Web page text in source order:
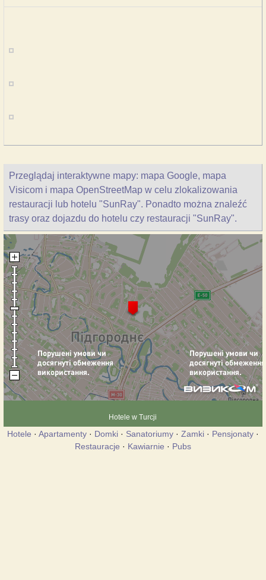
Przeglądaj interaktywne mapy: mapa Google, mapa
Visicom i mapa OpenStreetMap w celu zlokalizowania
restauracji lub hotelu "SunRay". Ponadto można znaleźć
trasy oraz dojazdu do hotelu czy restauracji "SunRay".
Hotele w Turcji
Hotele · Apartamenty · Domki · Sanatoriumy · Zamki · Pensjonaty ·
Restauracje · Kawiarnie · Pubs